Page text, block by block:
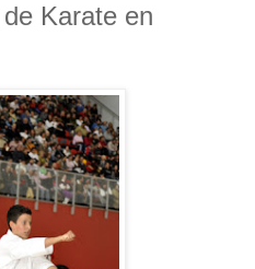
Karate en